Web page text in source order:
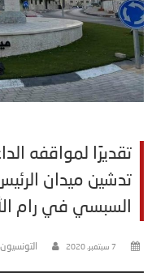
تقديرًا لمواقفه
تدشين ميدان
السبسي في رام
7 سبتمبر، 2020 التونسيون